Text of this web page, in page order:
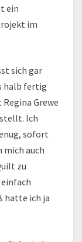
ein
im
sich gar
halb fertig
Grewe
Ich
sofort
mich auch
zu
hatte ich ja